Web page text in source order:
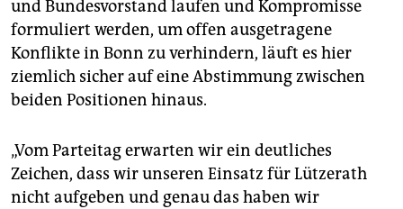
und Bundesvorstand laufen und Kompromisse
formuliert werden, um offen ausgetragene
Konflikte in Bonn zu verhindern, läuft es hier
ziemlich sicher auf eine Abstimmung zwischen
beiden Positionen hinaus.
„Vom Parteitag erwarten wir ein deutliches
Zeichen, dass wir unseren Einsatz für Lützerath
nicht aufgeben und genau das haben wir